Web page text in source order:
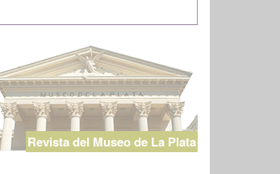
Revista del Museo de La Plata